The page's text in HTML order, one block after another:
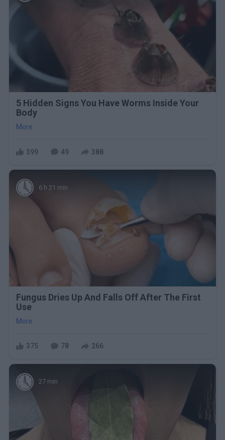
5 Hidden Signs You Have Worms Inside Your
Body
More
399 49 388
6 h 21 min
Fungus Dries Up And Falls Off After The First
Use
More
375 78 266
27 min